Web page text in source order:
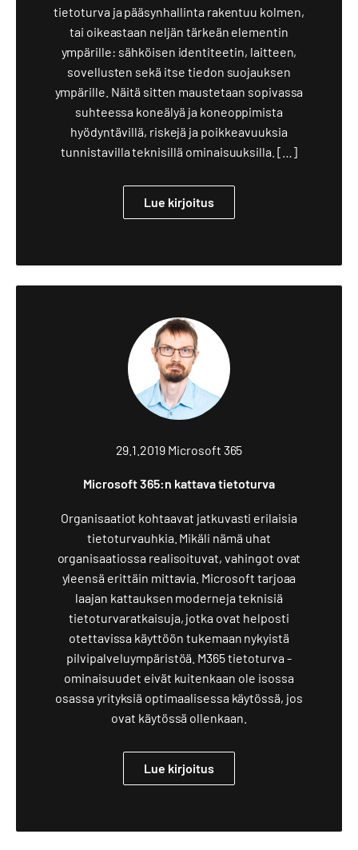
tietoturva ja pääsynhallinta rakentuu kolmen,
tai oikeastaan neljän tärkeän elementin
ympärille: sähköisen identiteetin, laitteen,
sovellusten sekä itse tiedon suojauksen
ympärille. Näitä sitten maustetaan sopivassa
suhteessa koneälyä ja koneoppimista
hyödyntävillä, riskejä ja poikkeavuuksia
tunnistavilla teknisillä ominaisuuksilla. […]
Lue kirjoitus
29.1.2019 Microsoft 365
Microsoft 365:n kattava tietoturva
Organisaatiot kohtaavat jatkuvasti erilaisia
tietoturvauhkia. Mikäli nämä uhat
organisaatiossa realisoituvat, vahingot ovat
yleensä erittäin mittavia. Microsoft tarjoaa
laajan kattauksen moderneja teknisiä
tietoturvaratkaisuja, jotka ovat helposti
otettavissa käyttöön tukemaan nykyistä
pilvipalveluympäristöä. M365 tietoturva -
ominaisuudet eivät kuitenkaan ole isossa
osassa yrityksiä optimaalisessa käytössä, jos
ovat käytössä ollenkaan.
Lue kirjoitus